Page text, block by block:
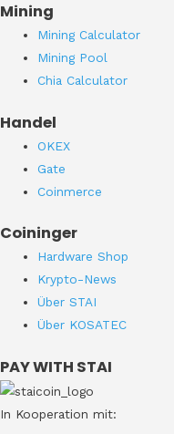
Mining
Mining Calculator
Mining Pool
Chia Calculator
Handel
OKEX
Gate
Coinmerce
Coininger
Hardware Shop
Krypto-News
Über STAI
Über KOSATEC
PAY WITH STAI
In Kooperation mit: